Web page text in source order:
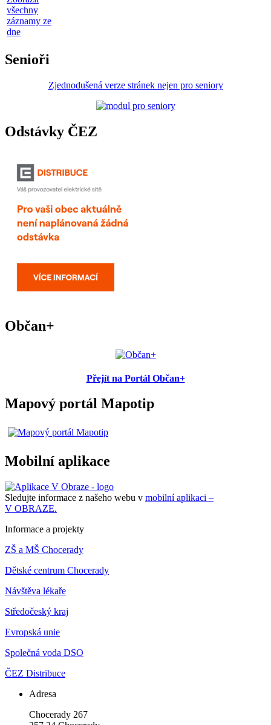
všechny
záznamy ze
dne
Senioři
Zjednodušená verze stránek nejen pro seniory
Odstávky ČEZ
Občan+
Přejít na Portál Občan+
Mapový portál Mapotip
Mobilní aplikace
Sledujte informace z našeho webu v mobilní aplikaci –
V OBRAZE.
Informace a projekty
ZŠ a MŠ Chocerady
Dětské centrum Chocerady
Návštěva lékaře
Středočeský kraj
Evropská unie
Společná voda DSO
ČEZ Distribuce
Adresa
Chocerady 267